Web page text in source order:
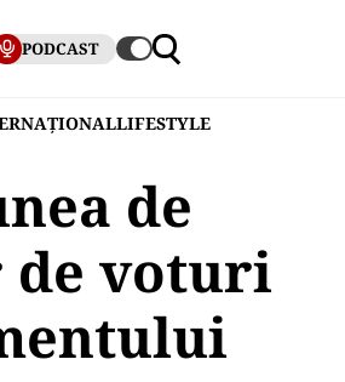
PODCAST
LIFESTYLE
de
de voturi